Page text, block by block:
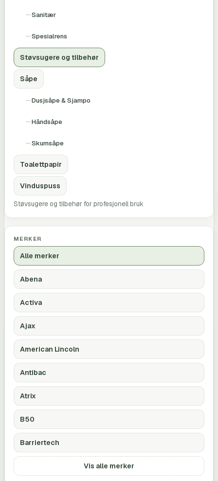
Sanitær
Spesialrens
Støvsugere og tilbehør
Såpe
Dusjsåpe & Sjampo
Håndsåpe
Skumsåpe
Toalettpapir
Vinduspuss
Støvsugere og tilbehør for profesjonell bruk
MERKER
Alle merker
Abena
Activa
Ajax
American Lincoln
Antibac
Atrix
B50
Barriertech
Vis alle merker